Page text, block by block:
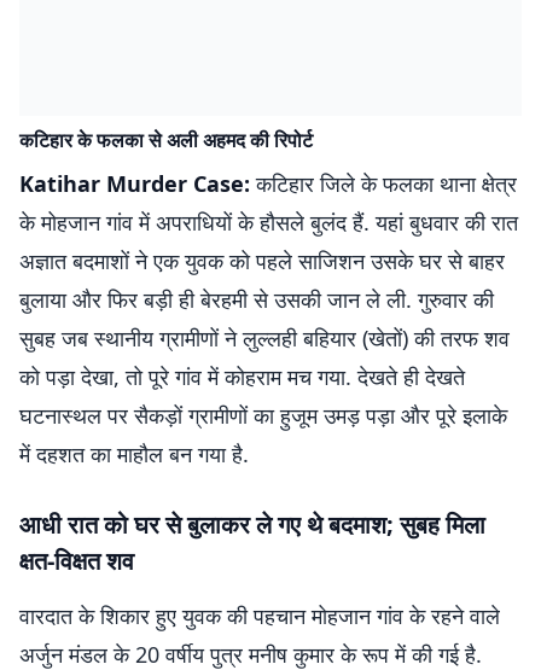
कटिहार के फलका से अली अहमद की रिपोर्ट
Katihar Murder Case: कटिहार जिले के फलका थाना क्षेत्र
के मोहजान गांव में अपराधियों के हौसले बुलंद हैं. यहां बुधवार की रात
अज्ञात बदमाशों ने एक युवक को पहले साजिशन उसके घर से बाहर
बुलाया और फिर बड़ी ही बेरहमी से उसकी जान ले ली. गुरुवार की
सुबह जब स्थानीय ग्रामीणों ने लुल्लही बहियार (खेतों) की तरफ शव
को पड़ा देखा, तो पूरे गांव में कोहराम मच गया. देखते ही देखते
घटनास्थल पर सैकड़ों ग्रामीणों का हुजूम उमड़ पड़ा और पूरे इलाके
में दहशत का माहौल बन गया है.
आधी रात को घर से बुलाकर ले गए थे बदमाश; सुबह मिला
क्षत-विक्षत शव
वारदात के शिकार हुए युवक की पहचान मोहजान गांव के रहने वाले
अर्जुन मंडल के 20 वर्षीय पुत्र मनीष कुमार के रूप में की गई है.